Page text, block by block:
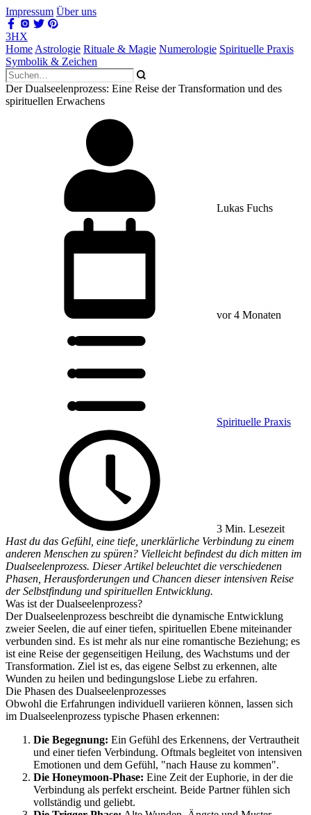
Impressum Über uns
3HX
Home Astrologie Rituale & Magie Numerologie Spirituelle Praxis
Symbolik & Zeichen
Der Dualseelenprozess: Eine Reise der Transformation und des
spirituellen Erwachens
Lukas Fuchs
vor 4 Monaten
Spirituelle Praxis
3 Min. Lesezeit
Hast du das Gefühl, eine tiefe, unerklärliche Verbindung zu einem
anderen Menschen zu spüren? Vielleicht befindest du dich mitten im
Dualseelenprozess. Dieser Artikel beleuchtet die verschiedenen
Phasen, Herausforderungen und Chancen dieser intensiven Reise
der Selbstfindung und spirituellen Entwicklung.
Was ist der Dualseelenprozess?
Der Dualseelenprozess beschreibt die dynamische Entwicklung
zweier Seelen, die auf einer tiefen, spirituellen Ebene miteinander
verbunden sind. Es ist mehr als nur eine romantische Beziehung; es
ist eine Reise der gegenseitigen Heilung, des Wachstums und der
Transformation. Ziel ist es, das eigene Selbst zu erkennen, alte
Wunden zu heilen und bedingungslose Liebe zu erfahren.
Die Phasen des Dualseelenprozesses
Obwohl die Erfahrungen individuell variieren können, lassen sich
im Dualseelenprozess typische Phasen erkennen:
Die Begegnung: Ein Gefühl des Erkennens, der Vertrautheit
und einer tiefen Verbindung. Oftmals begleitet von intensiven
Emotionen und dem Gefühl, "nach Hause zu kommen".
Die Honeymoon-Phase: Eine Zeit der Euphorie, in der die
Verbindung als perfekt erscheint. Beide Partner fühlen sich
vollständig und geliebt.